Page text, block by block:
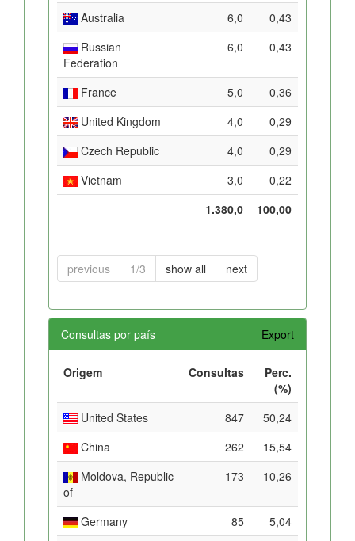
Australia
6,0
0,43
Russian
Federation
6,0 0,43
France 5,0
0,36
United Kingdom
4,0
0,29
Czech Republic
4,0
0,29
Vietnam
3,0
0,22
1.380,0
100,00
previous 1/3 show all next
Consultas por país Export
Origem Consultas
Perc.
(%)
United States
847
50,24
China
262
15,54
Moldova, Republic
of
173 10,26
Germany 85
5,04